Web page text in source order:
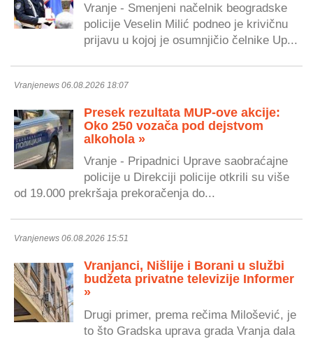
Vranje - Smenjeni načelnik beogradske
policije Veselin Milić podneo je krivičnu
prijavu u kojoj je osumnjičio čelnike Up...
Vranjenews 06.08.2026 18:07
Presek rezultata MUP-ove akcije:
Oko 250 vozača pod dejstvom
alkohola »
Vranje - Pripadnici Uprave saobraćajne
policije u Direkciji policije otkrili su više
od 19.000 prekršaja prekoračenja do...
Vranjenews 06.08.2026 15:51
Vranjanci, Nišlije i Borani u službi
budžeta privatne televizije Informer
»
Drugi primer, prema rečima Milošević, je
to što Gradska uprava grada Vranja dala